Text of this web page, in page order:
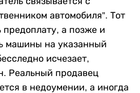
автомобиля”. Тот
предоплату, а позже и
машины на указанный
исчезает,
Реальный продавец
в недоумении, а иногда